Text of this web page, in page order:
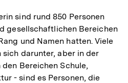
sind rund 850 Personen
gesellschaftlichen Bereichen
und Namen hatten. Viele
darunter, aber in der
Bereichen Schule,
- sind es Personen, die